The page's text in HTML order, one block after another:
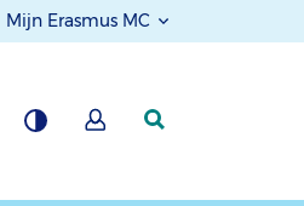
Mijn Erasmus MC